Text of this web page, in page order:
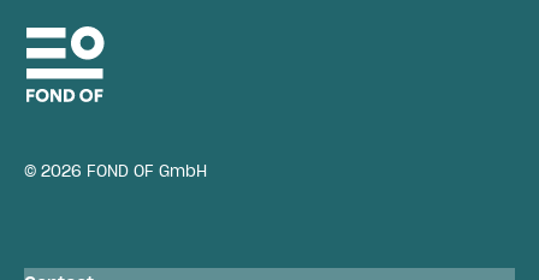
© 2026 FOND OF GmbH